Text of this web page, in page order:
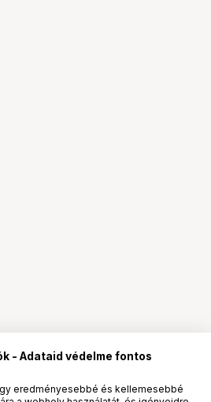
- Adataid védelme fontos
eredményesebbé és kellemesebbé